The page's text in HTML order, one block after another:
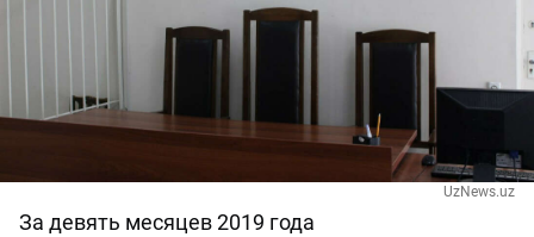
UzNews.uz
За девять месяцев 2019 года